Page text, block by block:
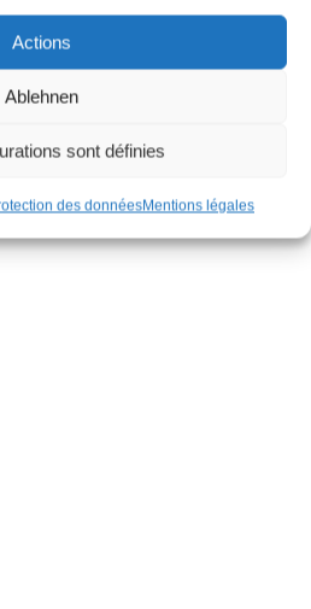
Actions
Ablehnen
sont définies
des donnéesMentions légales